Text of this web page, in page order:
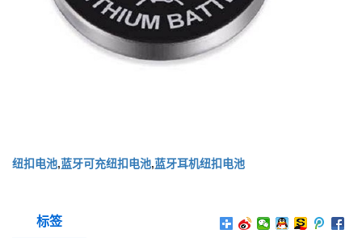
纽扣电池,蓝牙可充纽扣电池,蓝牙耳机纽扣电池
标签